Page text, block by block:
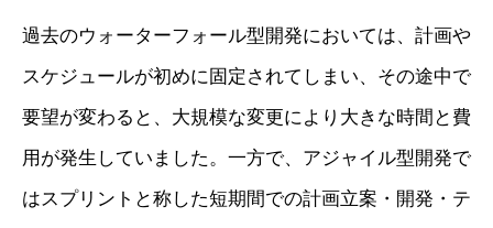
過去のウォーターフォール型開発においては、計画や
スケジュールが初めに固定されてしまい、その途中で
要望が変わると、大規模な変更により大きな時間と費
用が発生していました。一方で、アジャイル型開発で
はスプリントと称した短期間での計画立案・開発・テ